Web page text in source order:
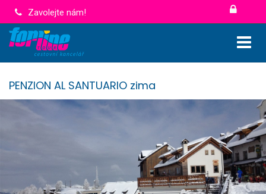
Zavolejte nám!
PENZION AL SANTUARIO zima